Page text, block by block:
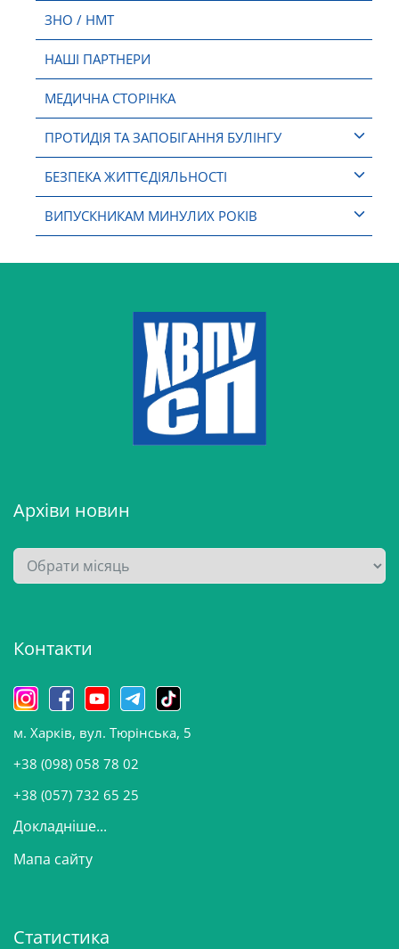
ЗНО / НМТ
НАШІ ПАРТНЕРИ
МЕДИЧНА СТОРІНКА
ПРОТИДІЯ ТА ЗАПОБІГАННЯ БУЛІНГУ
БЕЗПЕКА ЖИТТЄДІЯЛЬНОСТІ
ВИПУСКНИКАМ МИНУЛИХ РОКІВ
Архіви новин
А
р
в
н
о
в
и
Контакти
м. Харків, вул. Тюрінська, 5
+38 (098) 058 78 02
+38 (057) 732 65 25
Докладніше...
Мапа сайту
Статистика